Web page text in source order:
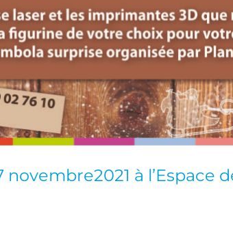
à l’Espace